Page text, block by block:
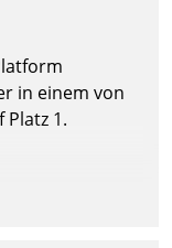
in einem von
1.